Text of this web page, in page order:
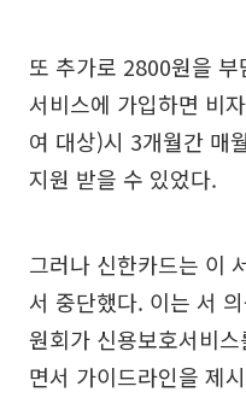
또 추가로 2800원을
서비스에 가입하면 비
여 대상)시 3개월간 매
지원 받을 수 있었다.
그러나 신한카드는 이
서 중단했다. 이는 서
원회가 신용보호서비
면서 가이드라인을 제